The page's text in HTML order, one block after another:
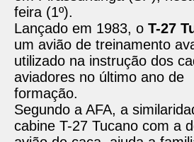
feira (1º).
Lançado em 1983, o T-27
um avião de treinamento
utilizado na instrução dos
aviadores no último ano de
formação.
Segundo a AFA, a
cabine T-27 Tucano com a